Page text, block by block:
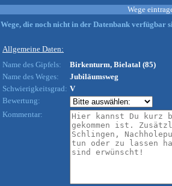
Wege
Wege, die noch nicht in der Datenbank verfügbar
Allgemeine Daten:
Name des Gipfels:
Birkenturm, Bielatal (85)
Name des Weges:
Jubiläumsweg
Schwierigkeitsgrad: V
Bewertung:
Kommentar: